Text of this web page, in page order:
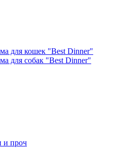
для кошек "Best Dinner"
для собак "Best Dinner"
и проч